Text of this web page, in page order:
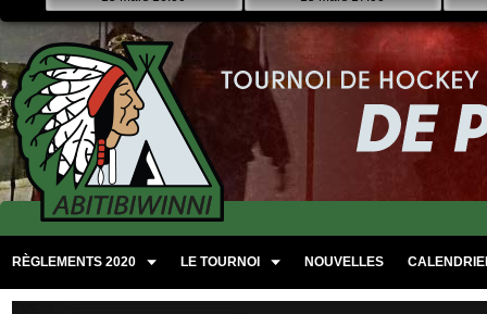
RÈGLEMENTS 2020 LE TOURNOI NOUVELLES